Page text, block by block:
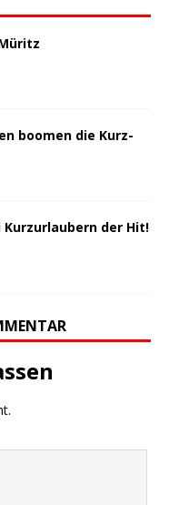
boomen die Kurz-
der Hit!